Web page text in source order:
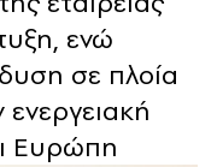
ενώ
σε πλοία
Ευρώπη